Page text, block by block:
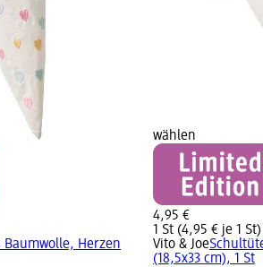
Baumwolle, Herzen
wählen
4,95 €
1 St (4,95 € je 1 St)
Vito & Joe
(18,5x33 cm), 1 St